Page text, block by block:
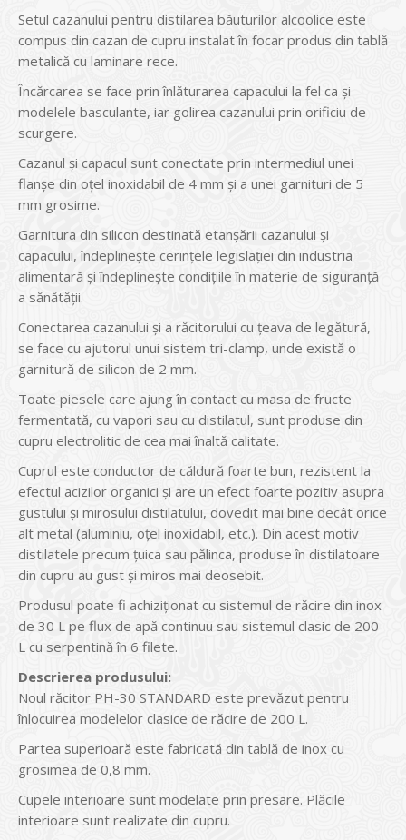
Setul cazanului pentru distilarea băuturilor alcoolice este
compus din cazan de cupru instalat în focar produs din tablă
metalică cu laminare rece.
Încărcarea se face prin înlăturarea capacului la fel ca și
modelele basculante, iar golirea cazanului prin orificiu de
scurgere.
Cazanul și capacul sunt conectate prin intermediul unei
flanșe din oțel inoxidabil de 4 mm și a unei garnituri de 5
mm grosime.
Garnitura din silicon destinată etanșării cazanului și
capacului, îndeplinește cerințele legislației din industria
alimentară și îndeplinește condițiile în materie de siguranță
a sănătății.
Conectarea cazanului și a răcitorului cu țeava de legătură,
se face cu ajutorul unui sistem tri-clamp, unde există o
garnitură de silicon de 2 mm.
Toate piesele care ajung în contact cu masa de fructe
fermentată, cu vapori sau cu distilatul, sunt produse din
cupru electrolitic de cea mai înaltă calitate.
Cuprul este conductor de căldură foarte bun, rezistent la
efectul acizilor organici și are un efect foarte pozitiv asupra
gustului și mirosului distilatului, dovedit mai bine decât orice
alt metal (aluminiu, oțel inoxidabil, etc.). Din acest motiv
distilatele precum țuica sau pălinca, produse în distilatoare
din cupru au gust și miros mai deosebit.
Produsul poate fi achiziționat cu sistemul de răcire din inox
de 30 L pe flux de apă continuu sau sistemul clasic de 200
L cu serpentină în 6 filete.
Descrierea produsului:
Noul răcitor PH-30 STANDARD este prevăzut pentru
înlocuirea modelelor clasice de răcire de 200 L.
Partea superioară este fabricată din tablă de inox cu
grosimea de 0,8 mm.
Cupele interioare sunt modelate prin presare. Plăcile
interioare sunt realizate din cupru.